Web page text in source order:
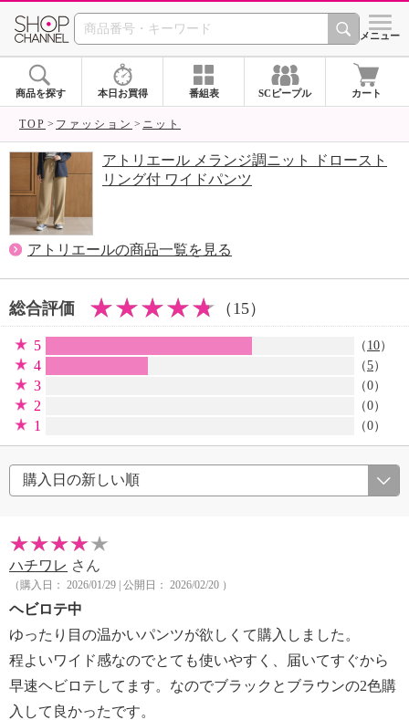
SHOP CHANNEL シメニュー
商品を探す 本日お買得 番組表 SCピープル カート
TOP ファッション ニット
アトリエール メランジ調ニット ドロースト
リング付 ワイドパンツ
アトリエールの商品一覧を見る
総合評価 （15）
5 （ 10）
4 （5）
3 （0）
2 （0）
1 （0）
ハチワレ さん
（購入日： 2026/01/29 | 公開日： 2026/02/20 ）
ヘビロテ中
ゆったり目の温かいパンツが欲しくて購入しました。
程よいワイド感なのでとても使いやすく、届いてすぐから
早速ヘビロテしてます。なのでブラックとブラウンの2色購
入して良かったです。